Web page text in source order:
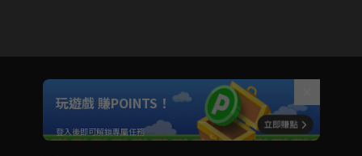
Unmute
玩遊戲 賺POINTS！
登入後即可解鎖專屬任務